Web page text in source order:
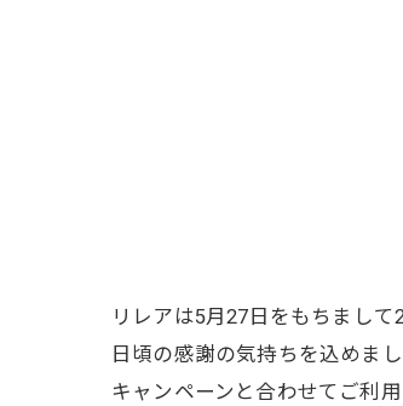
リレアは5月27日をもちまして
日頃の感謝の気持ちを込めま
キャンペーンと合わせてご利用